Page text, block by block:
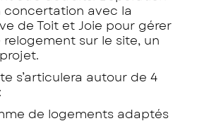
concertation avec la
de Toit et Joie pour gérer
relogement sur le site, un
s’articulera autour de 4
de logements adaptés